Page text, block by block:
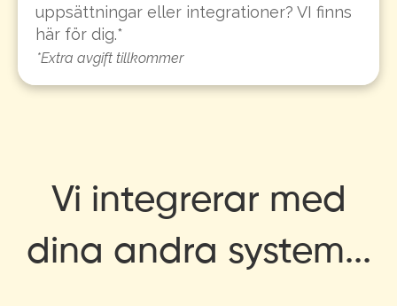
uppsättningar eller integrationer? VI finns
här för dig.*
*Extra avgift tillkommer
Vi integrerar med
dina andra system...